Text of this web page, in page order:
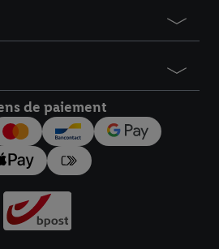
de paiement